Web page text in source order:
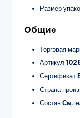
Размер
Общие
Торговая
Артикул
Сертификат
Страна
СоставСм.